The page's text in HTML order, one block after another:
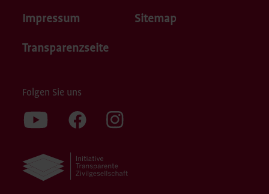
Impressum Sitemap
Transparenzseite
Folgen Sie uns